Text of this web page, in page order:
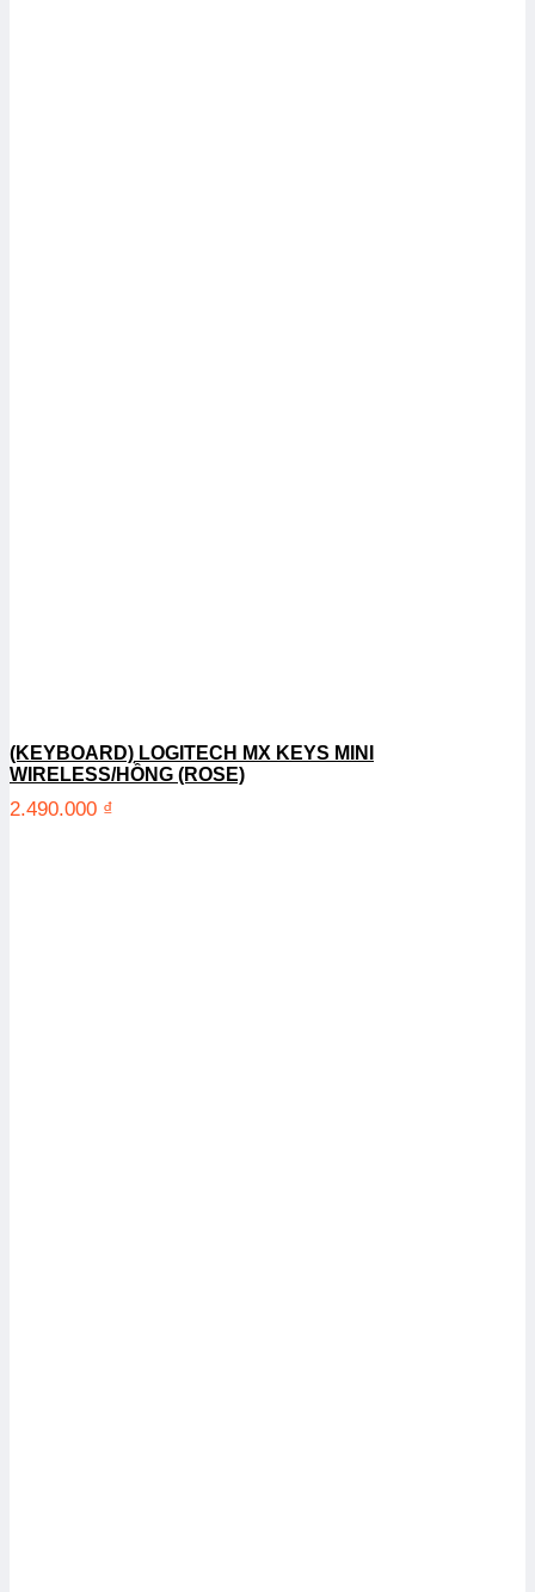
(KEYBOARD) LOGITECH MX KEYS MINI
WIRELESS/HỒNG (ROSE)
2.490.000 ₫